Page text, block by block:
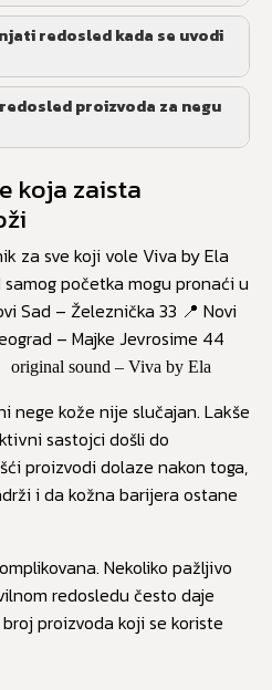
redosled kada se uvodi
proizvoda za negu
koja zaista
za sve koji vole Viva by Ela
početka mogu pronaći u
Sad – Železnička 33 📍 Novi
– Majke Jevrosime 44
original sound – Viva by Ela
nege kože nije slučajan. Lakše
sastojci došli do
proizvodi dolaze nakon toga,
i da kožna barijera ostane
Nekoliko pažljivo
redosledu često daje
proizvoda koji se koriste